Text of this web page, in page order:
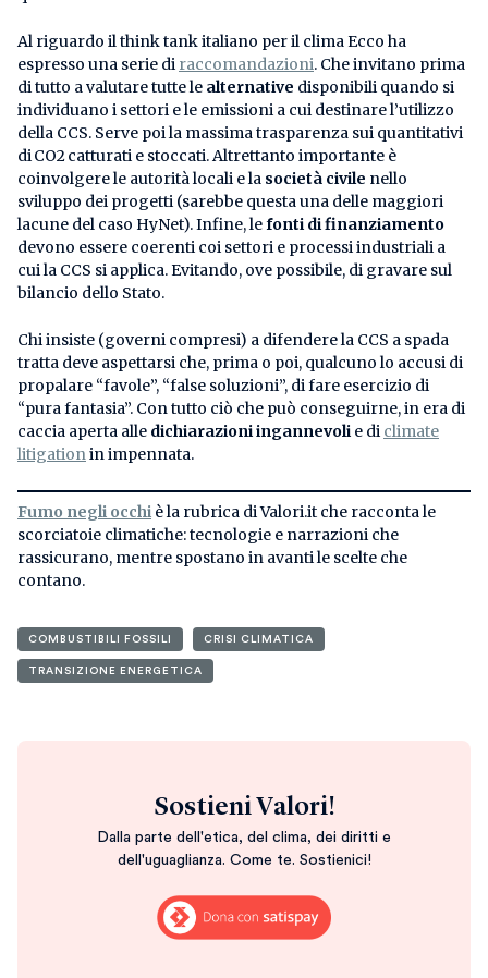
Al riguardo il think tank italiano per il clima Ecco ha
espresso una serie di raccomandazioni. Che invitano prima
di tutto a valutare tutte le alternative disponibili quando si
individuano i settori e le emissioni a cui destinare l’utilizzo
della CCS. Serve poi la massima trasparenza sui quantitativi
di CO2 catturati e stoccati. Altrettanto importante è
coinvolgere le autorità locali e la società civile nello
sviluppo dei progetti (sarebbe questa una delle maggiori
lacune del caso HyNet). Infine, lefonti di finanziamento
devono essere coerenti coi settori e processi industriali a
cui la CCS si applica. Evitando, ove possibile, di gravare sul
bilancio dello Stato.
Chi insiste (governi compresi) a difendere la CCS a spada
tratta deve aspettarsi che, prima o poi, qualcuno lo accusi di
propalare “favole”, “false soluzioni”, di fare esercizio di
“pura fantasia”. Con tutto ciò che può conseguirne, in era di
caccia aperta alle dichiarazioni ingannevoli e di climate
litigationin impennata.
Fumo negli occhi è la rubrica di Valori.it che racconta le
scorciatoie climatiche: tecnologie e narrazioni che
rassicurano, mentre spostano in avanti le scelte che
contano.
COMBUSTIBILI FOSSILI CRISI CLIMATICA
TRANSIZIONE ENERGETICA
Sostieni Valori!
Dalla parte dell'etica, del clima, dei diritti e
dell'uguaglianza. Come te. Sostienici!